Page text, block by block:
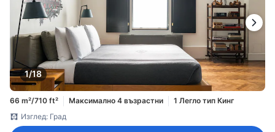
1/18
66 m²/710 ft² Максимално 4 възрастни
1 Легло тип Кинг
Изглед: Град